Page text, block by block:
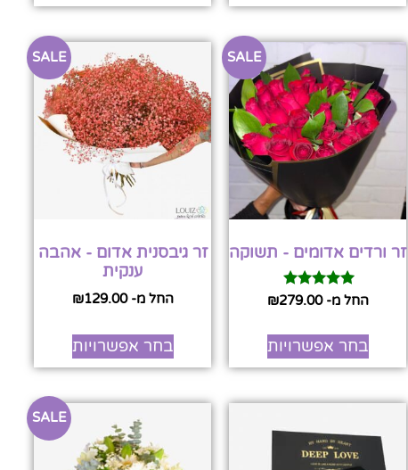
SALE
זר ורדים אדומים - תשוקה
דורגהחל מ- ₪279.00
בחר אפשרויות
SALE
זר גיבסנית אדום - אהבה
ענקית
החל מ- ₪129.00
בחר אפשרויות
SALE